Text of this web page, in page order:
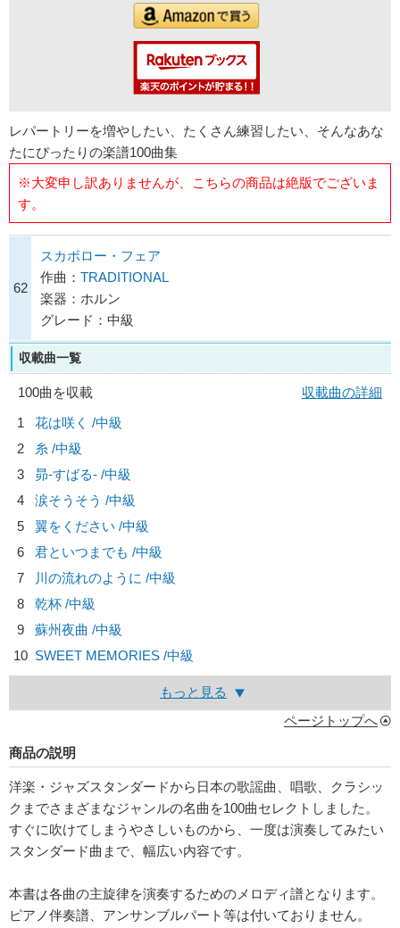
レパートリーを増やしたい、たくさん練習したい、そんなあな
たにぴったりの楽譜100曲集
※大変申し訳ありませんが、こちらの商品は絶版でございま
す。
62
スカボロー・フェア
作曲： TRADITIONAL
楽器：ホルン
グレード：中級
収載曲一覧
100曲を収載
収載曲の詳細
1
花は咲く /中級
2
糸 /中級
3
昴-すばる- /中級
4
涙そうそう /中級
5
翼をください /中級
6
君といつまでも /中級
7
川の流れのように /中級
8
乾杯 /中級
9
蘇州夜曲 /中級
10 SWEET MEMORIES /中級
もっと見る
ページトップへ
商品の説明
洋楽・ジャズスタンダードから日本の歌謡曲、唱歌、クラシッ
クまでさまざまなジャンルの名曲を100曲セレクトしました。
すぐに吹けてしまうやさしいものから、一度は演奏してみたい
スタンダード曲まで、幅広い内容です。
本書は各曲の主旋律を演奏するためのメロディ譜となります。
ピアノ伴奏譜、アンサンブルパート等は付いておりません。